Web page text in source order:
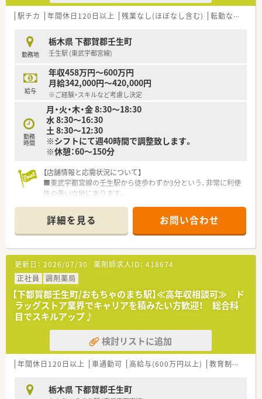
駅チカ 年間休日120日以上 残業なし(ほぼなし含む) 転勤なし
勤務地
栃木県 下都賀郡壬生町
壬生駅 (東武宇都宮線)
給与
年収458万円～600万円
月給342,000円～420,000円
※ご経験・スキルなど考慮し決定
勤務
時間
月・火・木・金 8:30～18:30
水 8:30～16:30
土 8:30～12:30
※シフトにて週40時間で調整致します。
※休憩：60～150分
【店舗情報と応需状況について】
■東武宇都宮線の壬生駅から徒歩わずか3分という、非常に利便
性の高い立地にあります。
程度です。
■薬剤師は常勤3名体制で、医療事務スタッフ2名と共に業務を
遂行しています。
【募集背景と求める人物像について】
■今回は、将来の体制強化を見据えた定期採用枠での薬剤師募集
となります。
■経験が浅い方でも、スキルアップしたいという「やる気」を重
視して評価されます。
■失敗を恐れずに新しいことに挑戦したいという意欲的な方を
歓迎しています。
【求人情報について】
■ご経験やスキルに応じて、年収458万円から600万円まで相談
可能です。
■住宅手当（上限6万円）や薬剤師手当など、各種手当が非常に充
実しています。
詳細を見る お問い合わせ
更新日： 2026/07/30 薬剤師求人ID： 418674
正社員
調剤薬局
【下都賀郡壬生町/おもちゃのまち駅】≪高年収相談可≫ ド
ラッグストア業界でキャリアを積みたい方歓迎！ 総合科
目でスキルアップ♪
検討リストに追加
年間休日120日以上 車通勤可 高給与(600万円以上) 教育制度あり
栃木県 下都賀郡壬生町